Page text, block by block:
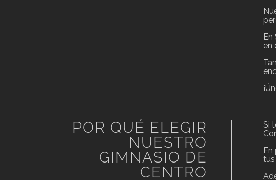
en
POR QUÉ ELEGIR
NUESTRO
GIMNASIO DE
CENTRO
Si